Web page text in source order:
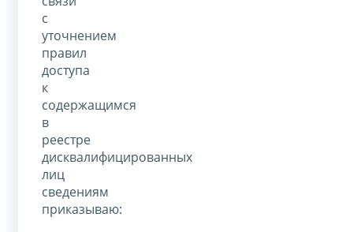
с
уточнением
правил
доступа
к
содержащимся
в
реестре
дисквалифицированных
лиц
сведениям
приказываю: